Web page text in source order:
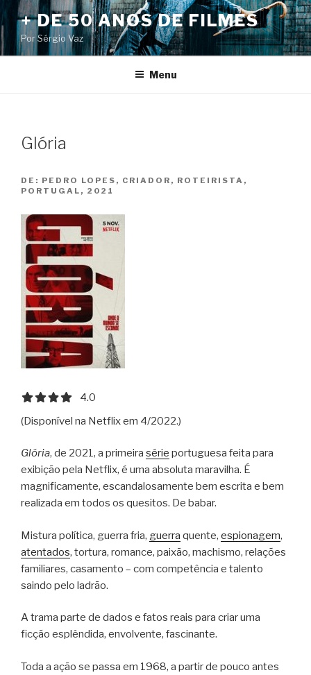
Pular
para
o
conteúdo
+ DE 50 ANOS DE FILMES
Por Sérgio Vaz
Menu
Glória
DE: PEDRO LOPES, CRIADOR, ROTEIRISTA,
PORTUGAL, 2021
4.0 out of 5.0 stars
4.0
(Disponível na Netflix em 4/2022.)
Glória, de 2021, a primeira série portuguesa feita para
exibição pela Netflix, é uma absoluta maravilha. É
magnificamente, escandalosamente bem escrita e bem
realizada em todos os quesitos. De babar.
Mistura política, guerra fria, guerra quente, espionagem,
atentados, tortura, romance, paixão, machismo, relações
familiares, casamento – com competência e talento
saindo pelo ladrão.
A trama parte de dados e fatos reais para criar uma
ficção esplêndida, envolvente, fascinante.
Toda a ação se passa em 1968, a partir de pouco antes